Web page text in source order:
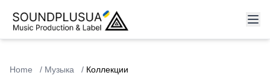
Home / Музыка / Коллекции